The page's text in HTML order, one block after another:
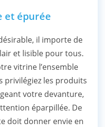
et épurée
il importe de
et lisible pour tous.
vitrine l’ensemble
privilégiez les produits
votre devanture,
éparpillée. De
doit donner envie en